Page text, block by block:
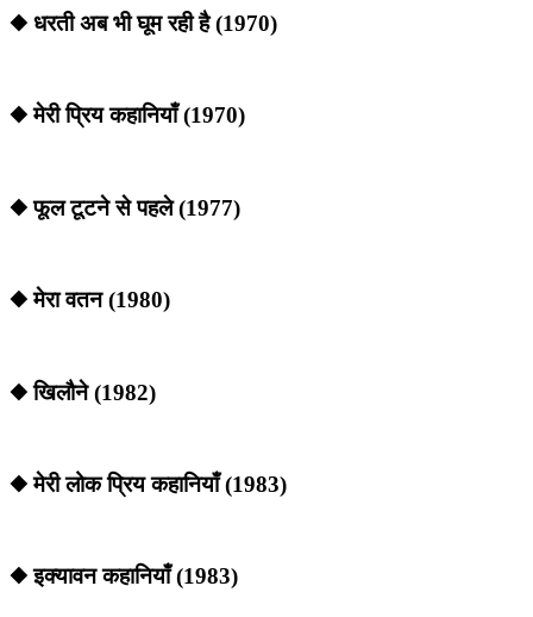
◆ धरती अब भी घूम रही है (1970)
◆ मेरी प्रिय कहानियाँ (1970)
◆ फूल टूटने से पहले (1977)
◆ मेरा वतन (1980)
◆ खिलौने (1982)
◆ मेरी लोक प्रिय कहानियाँ (1983)
◆ इक्यावन कहानियाँ (1983)